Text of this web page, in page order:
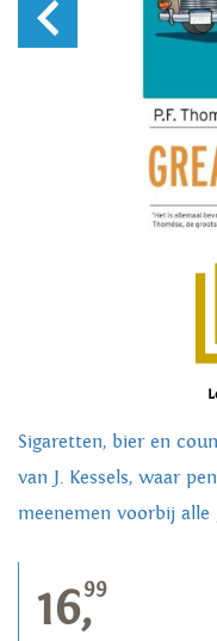
Sigaretten, bier en
van J. Kessels, waar
meenemen voorbij alle
16,99